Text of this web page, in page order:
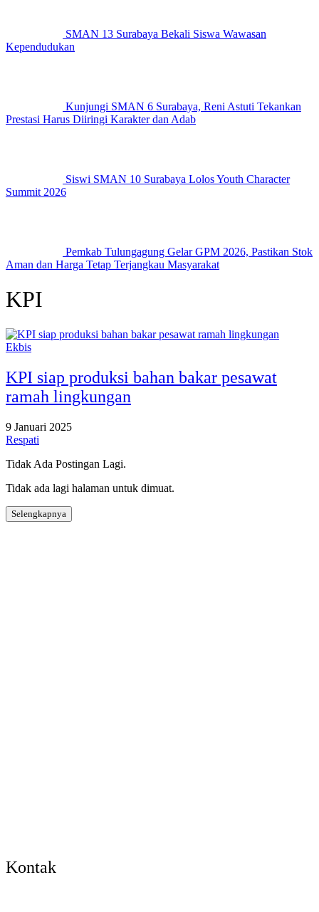
SMAN 13 Surabaya Bekali Siswa Wawasan
Kependudukan
Kunjungi SMAN 6 Surabaya, Reni Astuti Tekankan
Prestasi Harus Diiringi Karakter dan Adab
Siswi SMAN 10 Surabaya Lolos Youth Character
Summit 2026
Pemkab Tulungagung Gelar GPM 2026, Pastikan Stok
Aman dan Harga Tetap Terjangkau Masyarakat
KPI
Ekbis
KPI siap produksi bahan bakar pesawat
ramah lingkungan
9 Januari 2025
Respati
Tidak Ada Postingan Lagi.
Tidak ada lagi halaman untuk dimuat.
Selengkapnya
Kontak